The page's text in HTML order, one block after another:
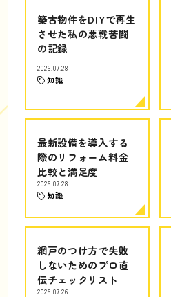
築古物件をDIYで再生
させた私の悪戦苦闘
の記録
2026.07.28
知識
最新設備を導入する
際のリフォーム料金
比較と満足度
2026.07.28
知識
網戸のつけ方で失敗
しないためのプロ直
伝チェックリスト
2026.07.26